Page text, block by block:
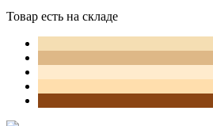
Товар есть на складе